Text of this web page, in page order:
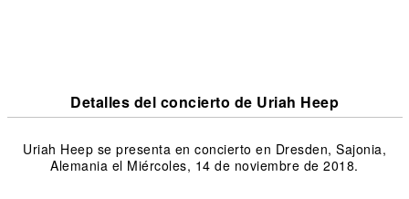
Detalles del concierto de Uriah Heep
Uriah Heep se presenta en concierto en Dresden, Sajonia,
Alemania el Miércoles, 14 de noviembre de 2018.